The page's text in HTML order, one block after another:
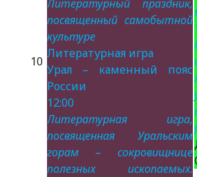
10
Литературный праздник,
посвященный самобытной
культуре
Литературная игра
Урал – каменный пояс
России
12:00
Литературная игра,
посвященная Уральским
горам – сокровищнице
полезных ископаемых.